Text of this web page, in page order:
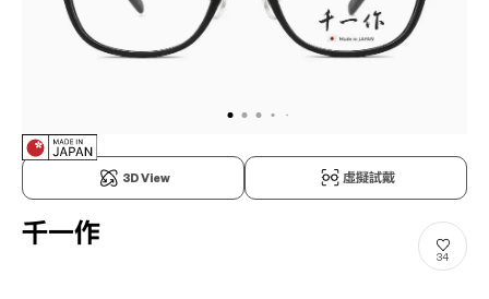
3D View 虛擬試戴
千一作
34